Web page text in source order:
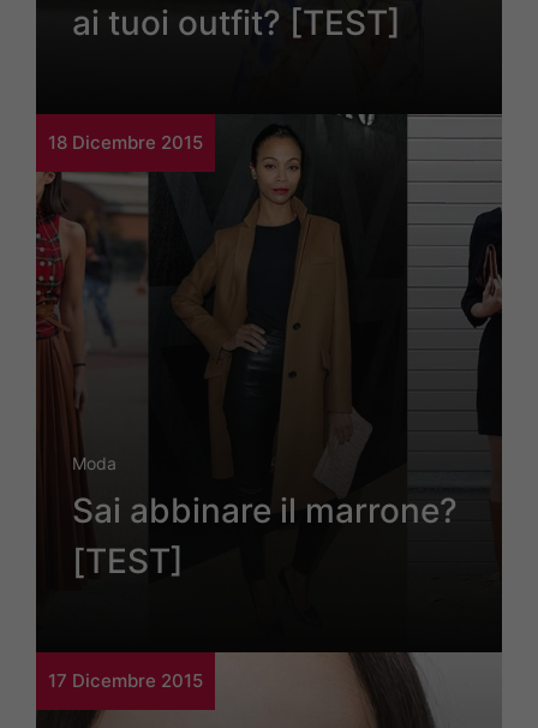
ai tuoi outfit? [TEST]
18 Dicembre 2015
Moda
Sai abbinare il marrone?
[TEST]
17 Dicembre 2015